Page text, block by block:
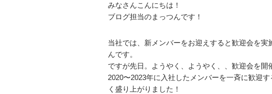
みなさんこんにちは！
ブログ担当のまっつんです！
当社では、新メンバーをお迎えすると歓迎会を
んです。
ですが先日。ようやく、ようやく、、歓迎会を開
2020〜2023年に入社したメンバーを一斉に歓迎
く盛り上がりました！